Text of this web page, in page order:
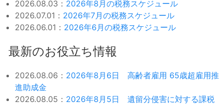
2026.08.03： 2026年8月の税務スケジュール
2026.07.01： 2026年7月の税務スケジュール
2026.06.01： 2026年6月の税務スケジュール
最新のお役立ち情報
2026.08.06： 2026年8月6日 高齢者雇用 65歳超雇用推
進助成金
2026.08.05： 2026年8月5日 遺留分侵害に対する課税